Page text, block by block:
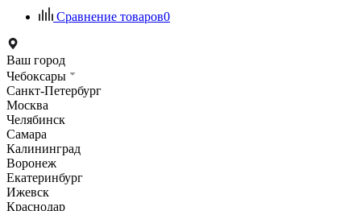
Сравнение товаров0
Ваш город
Чебоксары
Санкт-Петербург
Москва
Челябинск
Самара
Калининград
Воронеж
Екатеринбург
Ижевск
Краснодар